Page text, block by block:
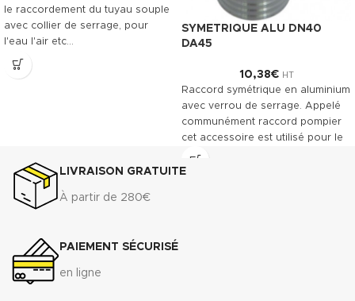
le raccordement du tuyau souple
avec collier de serrage, pour
l'eau l'air etc…
SYMETRIQUE ALU DN40
DA45
10,38€ HT
Raccord symétrique en aluminium
avec verrou de serrage. Appelé
communément raccord pompier
cet accessoire est utilisé pour le
raccordement des tuyaux
souples.
LIVRAISON GRATUITE
À partir de 280€
PAIEMENT SÉCURISÉ
en ligne